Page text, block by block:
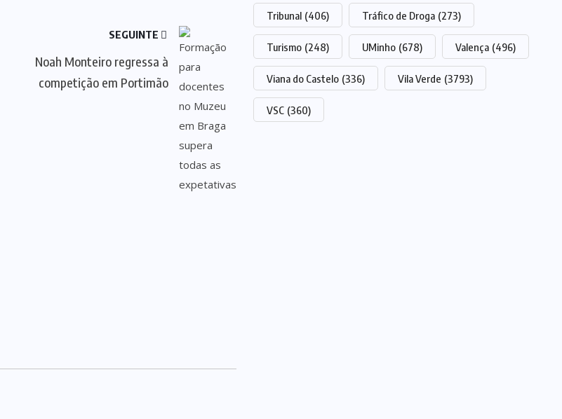
SEGUINTE
Noah Monteiro regressa à
competição em Portimão
Tribunal (406) Tráfico de Droga (273)
Turismo (248) UMinho (678) Valença (496)
Viana do Castelo (336) Vila Verde (3793)
VSC (360)